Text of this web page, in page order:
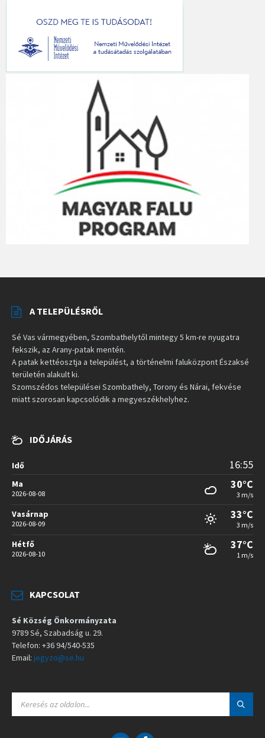
A TELEPÜLÉSRŐL
Sé Vas vármegyében, Szombathelytől mintegy 5 km-re nyugatra
fekszik, az Arany-patak mentén.
A patak kettéosztja a települést, a történelmi faluközpont Északsé
területén alakult ki.
Szomszédos települései Szombathely, Torony és Nárai, fekvése
miatt szorosan kapcsolódik a megyeszékhelyhez.
IDŐJÁRÁS
Idő 16:55
Ma
2026-08-08
30°C
3 m/s
Vasárnap
2026-08-09
33°C
3 m/s
Hétfő
2026-08-10
37°C
1 m/s
KAPCSOLAT
Sé Község Önkormányzata
9789 Sé, Szabadság u. 29.
Telefon: +36 94/540-535
Email: jegyzo@se.hu
A